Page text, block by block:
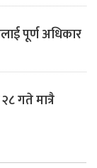
पूर्ण अधिकार
गते मात्रै